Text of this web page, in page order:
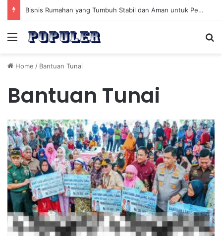
Bisnis Rumahan yang Tumbuh Stabil dan Aman untuk Pendapatan Jangka Panjang
Menu
Home / Bantuan Tunai
Bantuan Tunai